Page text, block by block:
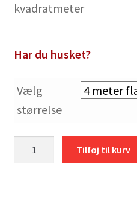
Shop
kvadratmeter
Vælg
størrelse
Tilføj til kurv